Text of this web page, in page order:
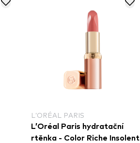
L’ORÉAL PARIS
L’Oréal Paris hydratační
rtěnka - Color Riche Insolent